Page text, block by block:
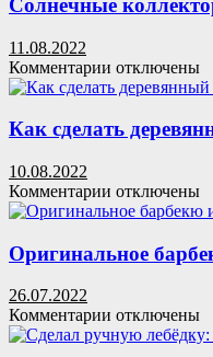
устройство
своими
руками
Солнечные
11.08.2022
Комментарии к
записи
коллекторы
для
отключены
Как сделать
10.08.2022
Комментарии к
записи
сделать
деревянный
на
балконе
отключены
Оригинальное
26.07.2022
Комментарии к
записи
отключены